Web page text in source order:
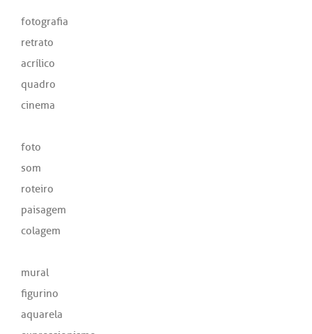
fotografia
retrato
acrílico
quadro
cinema
foto
som
roteiro
paisagem
colagem
mural
figurino
aquarela